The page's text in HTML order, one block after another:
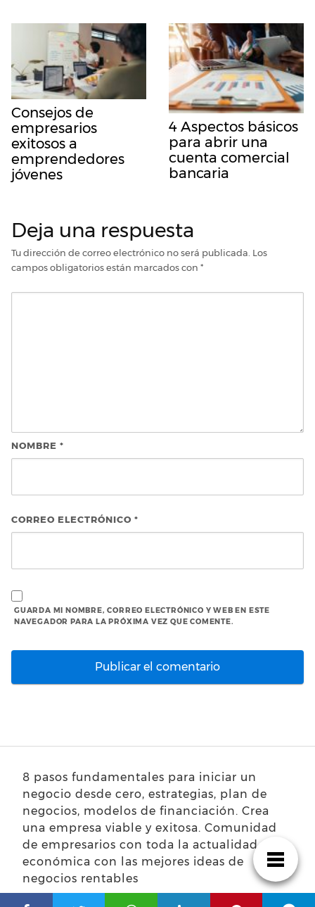
Consejos de
empresarios
exitosos a
emprendedores
jóvenes
4 Aspectos básicos
para abrir una
cuenta comercial
bancaria
Deja una respuesta
Tu dirección de correo electrónico no será publicada. Los
campos obligatorios están marcados con *
NOMBRE *
CORREO ELECTRÓNICO *
GUARDA MI NOMBRE, CORREO ELECTRÓNICO Y WEB EN ESTE
NAVEGADOR PARA LA PRÓXIMA VEZ QUE COMENTE.
8 pasos fundamentales para iniciar un
negocio desde cero, estrategias, plan de
negocios, modelos de financiación. Crea
una empresa viable y exitosa. Comunidad
de empresarios con toda la actualidad
económica con las mejores ideas de
negocios rentables